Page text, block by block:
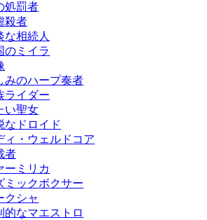
処罰者
殺者
な相続人
のミイラ
みのハープ奏者
ライダー
い聖女
なドロイド
ィ・ウェルドコア
者
ーミリカ
ミックボクサー
クシャ
的なマエストロ